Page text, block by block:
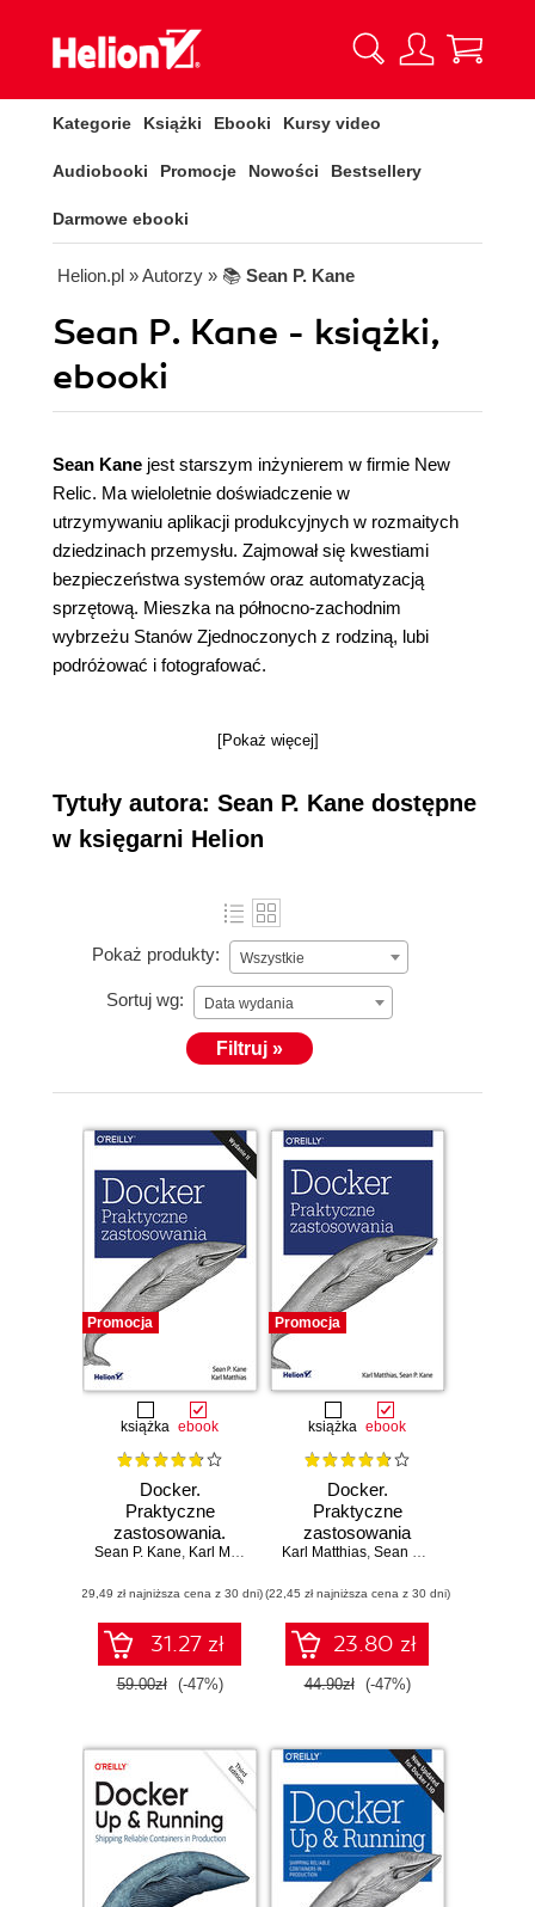
Kategorie Książki Ebooki Kursy video
Audiobooki Promocje Nowości Bestsellery
Darmowe ebooki
Helion.pl » Autorzy » 📚 Sean P. Kane
Sean P. Kane - książki,
ebooki
Sean Kane jest starszym inżynierem w firmie New
Relic. Ma wieloletnie doświadczenie w
utrzymywaniu aplikacji produkcyjnych w rozmaitych
dziedzinach przemysłu. Zajmował się kwestiami
bezpieczeństwa systemów oraz automatyzacją
sprzętową. Mieszka na północno-zachodnim
wybrzeżu Stanów Zjednoczonych z rodziną, lubi
podróżować i fotografować.
[Pokaż więcej]
Tytuły autora: Sean P. Kane dostępne
w księgarni Helion
Pokaż produkty: Wszystkie
Sortuj wg: Data wydania
Filtruj »
Promocja
książka ebook
Docker.
Praktyczne
zastosowania.
Wydanie II
Sean P. Kane, Karl Matthias
(29,49 zł najniższa cena z 30 dni)
31.27 zł
59.00zł (-47%)
Promocja
książka ebook
Docker.
Praktyczne
zastosowania
Karl Matthias, Sean P. Kane
(22,45 zł najniższa cena z 30 dni)
23.80 zł
44.90zł (-47%)